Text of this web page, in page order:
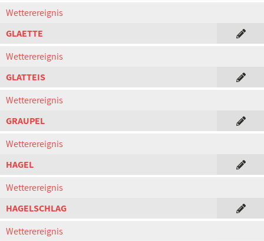
Wetterereignis
GLAETTE
Wetterereignis
GLATTEIS
Wetterereignis
GRAUPEL
Wetterereignis
HAGEL
Wetterereignis
HAGELSCHLAG
Wetterereignis